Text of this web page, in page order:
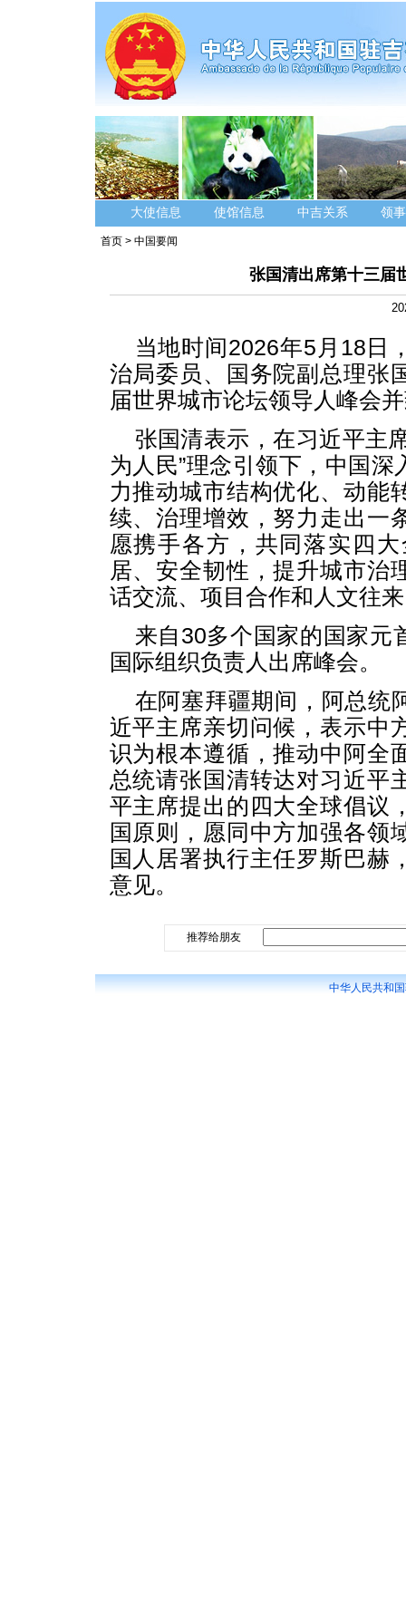
大使信息 使馆信息 中吉关系 领
首页 > 中国要闻
张国清出席第十三届
当地时间2026年5月18日
治局委员、国务院副总理张
届世界城市论坛领导人峰会
张国清表示，在习近平主
为人民”理念引领下，中国
力推动城市结构优化、动能
续、治理增效，努力走出一
愿携手各方，共同落实四
居、安全韧性，提升城市治
话交流、项目合作和人文往
来自30多个国家的国家元
国际组织负责人出席峰会。
在阿塞拜疆期间，阿总统
近平主席亲切问候，表示中
识为根本遵循，推动中阿全
总统请张国清转达对习近平
平主席提出的四大全球倡议
国原则，愿同中方加强各领
国人居署执行主任罗斯巴赫
意见。
推荐给朋友
中华人民共和